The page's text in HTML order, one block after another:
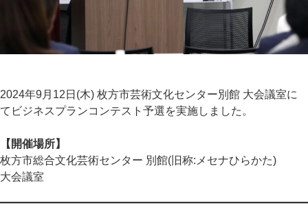
2024年9月12日(木) 枚方市芸術文化センター別館 大会議室に
てビジネスプランコンテスト予選を実施しました。
【開催場所】
枚方市総合文化芸術センター 別館(旧称:メセナひらかた)
大会議室